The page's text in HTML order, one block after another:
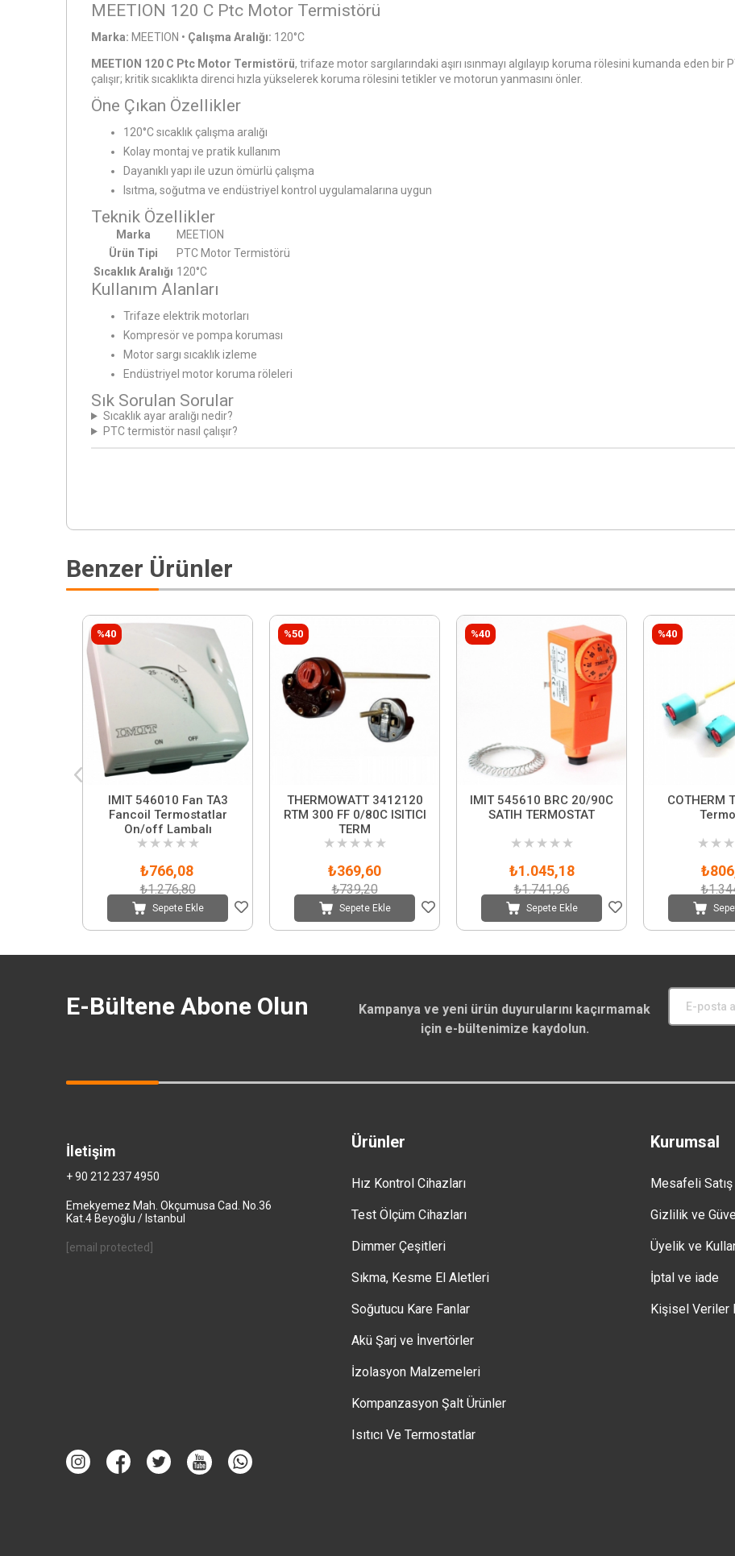
MEETION 120 C Ptc Motor Termistörü
Marka: MEETION • Çalışma Aralığı: 120°C
MEETION 120 C Ptc Motor Termistörü, trifaze motor sargılarındaki aşırı ısınmayı algılayıp koruma rölesini kumanda eden
çalışır; kritik sıcaklıkta direnci hızla yükselerek koruma rölesini tetikler ve motorun yanmasını önler.
Öne Çıkan Özellikler
120°C sıcaklık çalışma aralığı
Kolay montaj ve pratik kullanım
Dayanıklı yapı ile uzun ömürlü çalışma
Isıtma, soğutma ve endüstriyel kontrol uygulamalarına uygun
Teknik Özellikler
Marka
MEETION
Ürün Tipi
PTC Motor Termistörü
Sıcaklık Aralığı 120°C
Kullanım Alanları
Trifaze elektrik motorları
Kompresör ve pompa koruması
Motor sargı sıcaklık izleme
Endüstriyel motor koruma röleleri
Sık Sorulan Sorular
Sıcaklık ayar aralığı nedir?
PTC termistör nasıl çalışır?
Benzer Ürünler
IMIT 546010 Fan TA3
Fancoil Termostatlar
On/off Lambalı
★ ★ ★ ★ ★
₺766,08
₺1.276,80
Sepete Ekle
%40
THERMOWATT 3412120
RTM 300 FF 0/80C ISITICI
TERM
★ ★ ★ ★ ★
₺369,60
₺739,20
Sepete Ekle
%50
IMIT 545610 BRC 20/90C
SATIH TERMOSTAT
★ ★ ★ ★ ★
₺1.045,18
₺1.741,96
Sepete Ekle
%40
COTHERM
★ ★ ★
%40
E-Bültene Abone Olun
Kampanya ve yeni ürün duyurularını kaçırmamak
için e-bültenimize kaydolun.
Ürünler
Hız Kontrol Cihazları
Test Ölçüm Cihazları
Dimmer Çeşitleri
Sıkma, Kesme El Aletleri
Soğutucu Kare Fanlar
Akü Şarj ve İnvertörler
İzolasyon Malzemeleri
Kompanzasyon Şalt Ürünler
Isıtıcı Ve Termostatlar
Kurumsal
Mesafeli
Gizlilik ve
Üyelik ve
İptal ve iade
Kişisel Veriler
İletişim
+ 90 212 237 4950
Emekyemez Mah. Okçumusa Cad. No.36
Kat.4 Beyoğlu / Istanbul
[email protected]